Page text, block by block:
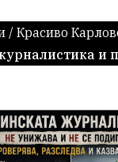
/ Красиво
и